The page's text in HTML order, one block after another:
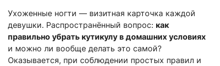
Ухоженные ногти — визитная карточка каждой
девушки. Распространённый вопрос: как
правильно убрать кутикулу в домашних условиях
и можно ли вообще делать это самой?
Оказывается, при соблюдении простых правил и